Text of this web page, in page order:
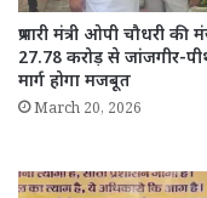
प्रभारी मंत्री ओपी चौधरी की
27.78 करोड़ से जांजगीर-
मार्ग होगा मजबूत
March 20, 2026